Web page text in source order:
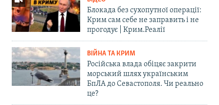
Блокада без сухопутної операції:
Крим сам себе не заправить і не
прогодує | Крим.Реалії
ВІЙНА ТА КРИМ
Російська влада обіцяє закрити
морський шлях українським
БпЛА до Севастополя. Чи реально
це?